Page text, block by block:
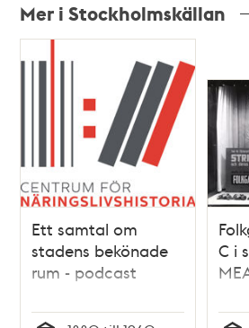
Mer i Stockholmskällan
Ett samtal om
stadens bekönade
rum - podcast
C i